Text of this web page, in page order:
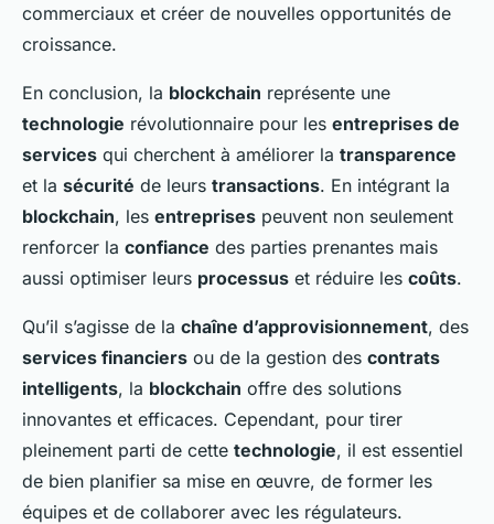
commerciaux et créer de nouvelles opportunités de
croissance.
En conclusion, la blockchain représente une
technologie révolutionnaire pour les entreprises de
services qui cherchent à améliorer la transparence
et la sécurité de leurs transactions. En intégrant la
blockchain, les entreprises peuvent non seulement
renforcer la confiance des parties prenantes mais
aussi optimiser leurs processus et réduire les coûts.
Qu’il s’agisse de la chaîne d’approvisionnement, des
services financiers ou de la gestion des contrats
intelligents, la blockchain offre des solutions
innovantes et efficaces. Cependant, pour tirer
pleinement parti de cette technologie, il est essentiel
de bien planifier sa mise en œuvre, de former les
équipes et de collaborer avec les régulateurs.